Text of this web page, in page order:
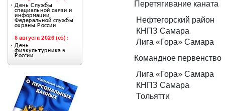
Перетягивание каната
Нефтегорский район
КНПЗ Самара
Лига «Гора» Самара
Командное первенство
Лига «Гора» Самара
КНПЗ Самара
Тольятти